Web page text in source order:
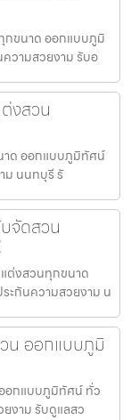
กขนาด ออกแบบภูมิ
วามสวยงาม รับอ
งสวน
าด ออกแบบภูมิทัศน์
ม นนทบุรี รั
จัดสวน
ต่งสวนทุกขนาด
ะกันความสวยงาม น
น ออกแบบภูมิ
อกแบบภูมิทัศน์ ทั่ว
งาม รับดูแลสว